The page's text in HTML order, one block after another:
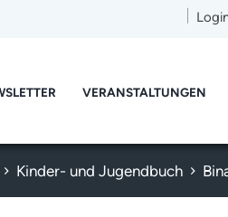
VERANSTALTUNGEN
Kinder- und Jugendbuch